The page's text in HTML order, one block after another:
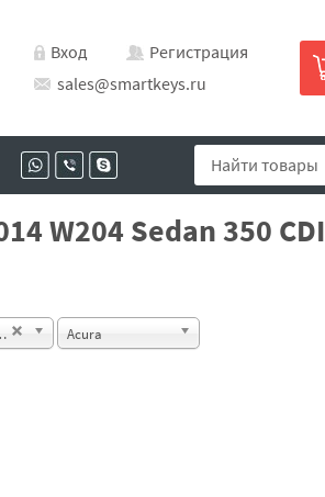
Вход
Регистрация
sales@smartkeys.ru
W204 Sedan 350 CDI
Acura